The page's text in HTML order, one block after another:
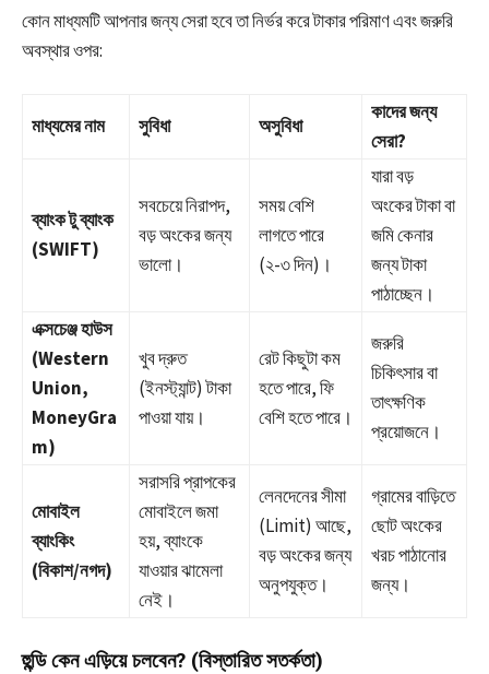
কোন মাধ্যমটি আপনার জন্য সেরা হবে তা নির্ভর করে টাকার পরিমাণ এবং জরুরি
অবস্থার ওপর:
মাধ্যমের নাম সুবিধা অসুবিধা
কাদের জন্য
সেরা?
ব্যাংক টু ব্যাংক
(SWIFT)
সবচেয়ে নিরাপদ,
বড় অংকের জন্য
ভালো।
সময় বেশি
লাগতে পারে
(২-৩ দিন)।
যারা বড়
অংকের টাকা বা
জমি কেনার
জন্য টাকা
পাঠাচ্ছেন।
এক্সচেঞ্জ হাউস
(Western
Union,
MoneyGra
m)
খুব দ্রুত
(ইনস্ট্যান্ট) টাকা
পাওয়া যায়।
রেট কিছুটা কম
হতে পারে, ফি
বেশি হতে পারে।
জরুরি
চিকিৎসার বা
তাৎক্ষণিক
প্রয়োজনে।
মোবাইল
ব্যাংকিং
(বিকাশ/নগদ)
সরাসরি প্রাপকের
মোবাইলে জমা
হয়, ব্যাংকে
যাওয়ার ঝামেলা
নেই।
লেনদেনের সীমা
(Limit) আছে,
বড় অংকের জন্য
অনুপযুক্ত।
গ্রামের বাড়িতে
ছোট অংকের
খরচ পাঠানোর
জন্য।
হুন্ডি কেন এড়িয়ে চলবেন? (বিস্তারিত সতর্কতা)